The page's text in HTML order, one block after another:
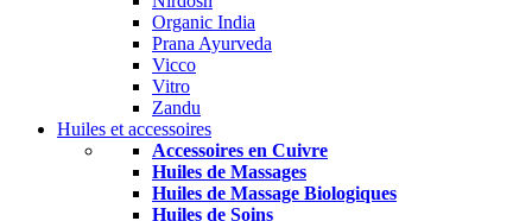
Organic India
Prana Ayurveda
Vicco
Vitro
Zandu
Huiles et accessoires
Accessoires en Cuivre
Huiles de Massages
Huiles de Massage Biologiques
Huiles de Soins